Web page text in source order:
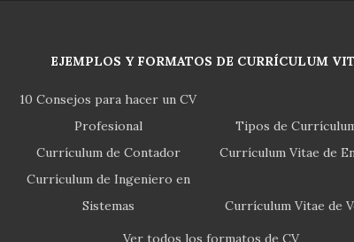
EJEMPLOS Y FORMATOS DE CURRÍCULUM
10 Consejos para hacer un CV
Profesional
Tipos de
Currículum de Contador Currículum Vitae de
Currículum de Ingeniero en
Sistemas
Currículum Vitae de
Ver todos los formatos de CV